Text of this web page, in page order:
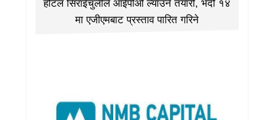
होटल सिराईचुलीले आईपीओ ल्याउने तयारी, भदौ १४
मा एजीएमबाट प्रस्ताव पारित गरिने